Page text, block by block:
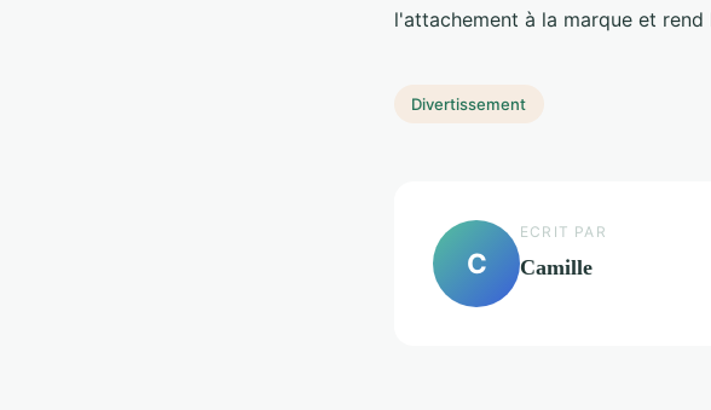
l'attachement à la marque et
Divertissement
C
ECRIT PAR
Camille